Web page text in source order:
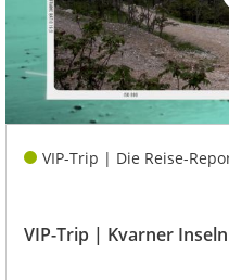
VIP-Trip | Die Reise-
VIP-Trip | Kvarner